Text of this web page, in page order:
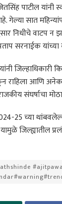
पाटील यांनी
सात
निधीचे वाटप
सरनाईक यांच्या
जिल्हाधिकारी
राहिला आणि
संघर्षाचा
25 च्या
जिल्ह्यातील